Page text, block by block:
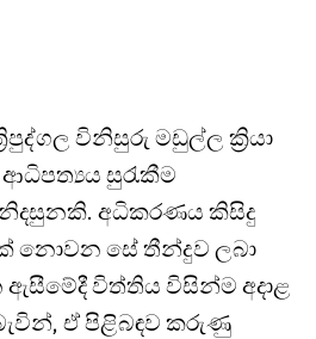
විනිසුරු මඩුල්ල ක්‍රියා
සුරැකීම
අධිකරණය කිසිදු
නොවන සේ තීන්දුව ලබා
ඇසීමේදී විත්තිය විසින්ම අදාළ
ඒ පිළිබඳව කරුණු